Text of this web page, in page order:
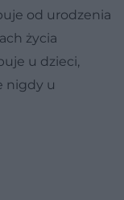
od urodzenia
życia
u dzieci,
nigdy u